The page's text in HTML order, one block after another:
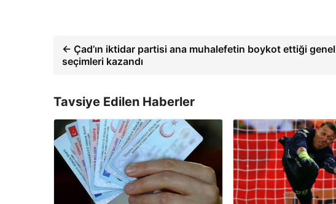
← Çad’ın iktidar partisi ana muhalefetin boykot ettiği genel
seçimleri kazandı
Tavsiye Edilen Haberler